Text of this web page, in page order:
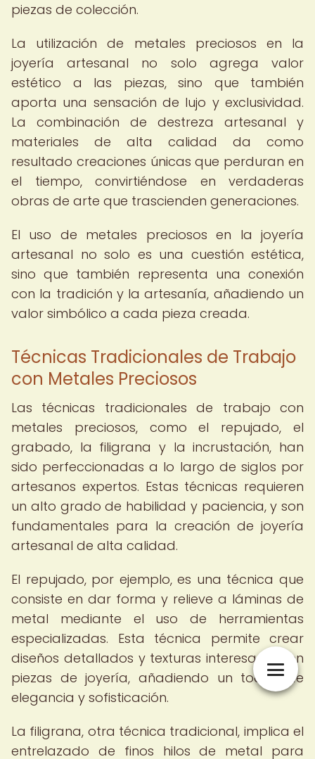
piezas de colección.
La utilización de metales preciosos en la
joyería artesanal no solo agrega valor
estético a las piezas, sino que también
aporta una sensación de lujo y exclusividad.
La combinación de destreza artesanal y
materiales de alta calidad da como
resultado creaciones únicas que perduran en
el tiempo, convirtiéndose en verdaderas
obras de arte que trascienden generaciones.
El uso de metales preciosos en la joyería
artesanal no solo es una cuestión estética,
sino que también representa una conexión
con la tradición y la artesanía, añadiendo un
valor simbólico a cada pieza creada.
Técnicas Tradicionales de Trabajo
con Metales Preciosos
Las técnicas tradicionales de trabajo con
metales preciosos, como el repujado, el
grabado, la filigrana y la incrustación, han
sido perfeccionadas a lo largo de siglos por
artesanos expertos. Estas técnicas requieren
un alto grado de habilidad y paciencia, y son
fundamentales para la creación de joyería
artesanal de alta calidad.
El repujado, por ejemplo, es una técnica que
consiste en dar forma y relieve a láminas de
metal mediante el uso de herramientas
especializadas. Esta técnica permite crear
diseños detallados y texturas interesantes en
piezas de joyería, añadiendo un toque de
elegancia y sofisticación.
La filigrana, otra técnica tradicional, implica el
entrelazado de finos hilos de metal para